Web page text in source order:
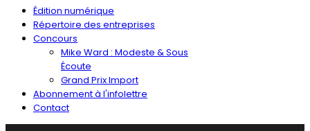
Édition numérique
Répertoire des entreprises
Concours
Mike Ward : Modeste & Sous
Écoute
Grand Prix Import
Abonnement à l'infolettre
Contact